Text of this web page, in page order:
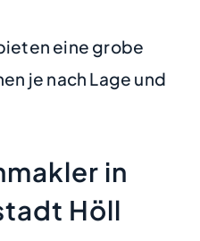
eine grobe
je nach Lage und
in
Höll